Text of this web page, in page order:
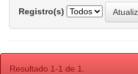
Registro(s)
Resultado 1-1 de 1.